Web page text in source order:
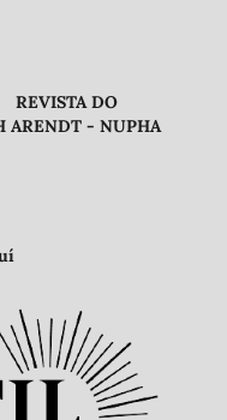
DO
ARENDT - NUPHA